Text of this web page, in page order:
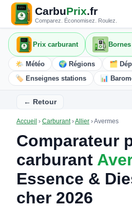
CarbuPrix.fr
Comparez. Économisez. Roulez.
Prix carburant
🌤️ Météo 🌍 Régions
🗂️
🏷️ Enseignes stations
📊
← Retour
Accueil › Carburant›Allier ›Avermes
Comparateur
carburant
Essence &
cher 2026